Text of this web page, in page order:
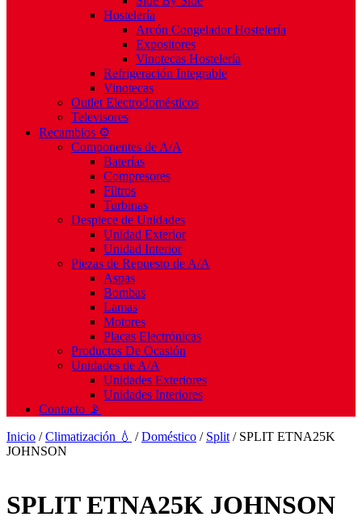
Hostelería
Arcón Congelador Hostelería
Expositores
Vinotecas Hostelería
Refrigeración Integrable
Vinotecas
Outlet Electrodomésticos
Televisores
Recambios ⚙️
Componentes de A/A
Baterías
Compresores
Filtros
Turbinas
Despiece de Unidades
Unidad Exterior
Unidad Interior
Piezas de Repuesto de A/A
Aspas
Bombas
Lamas
Motores
Placas Electrónicas
Productos De Ocasión
Unidades de A/A
Unidades Exteriores
Unidades Interiores
Contacto 📡
Inicio /Climatización 💧 /Doméstico / Split / SPLIT ETNA25K
JOHNSON
SPLIT ETNA25K JOHNSON